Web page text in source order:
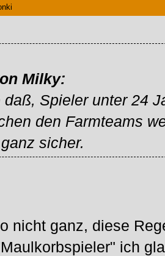
Milky:
daß, Spieler unter 24
den Farmteams
sicher.
nicht ganz, diese
ich